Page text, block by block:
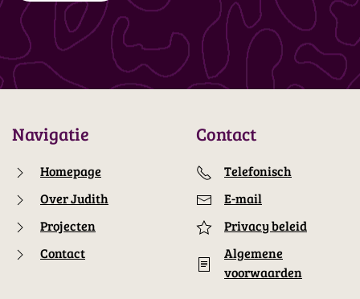
Navigatie
Homepage
Over Judith
Projecten
Contact
Contact
Telefonisch
E-mail
Privacy beleid
Algemene
voorwaarden